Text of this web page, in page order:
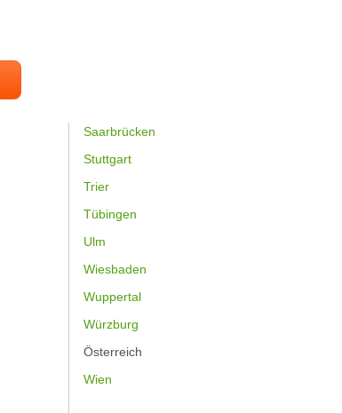
Saarbrücken
Stuttgart
Trier
Tübingen
Ulm
Wiesbaden
Wuppertal
Würzburg
Österreich
Wien